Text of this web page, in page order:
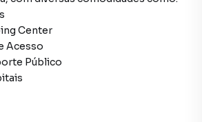
Center
Acesso
Público